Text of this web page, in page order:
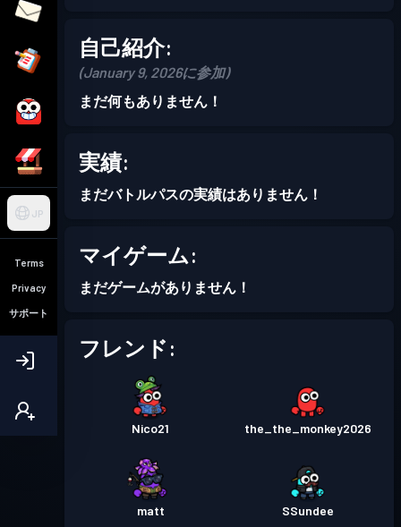
JP
Terms
Privacy
サポート
自己紹介:
(January 9, 2026に参加)
まだ何もありません！
実績:
まだバトルパスの実績はありません！
マイゲーム:
まだゲームがありません！
フレンド:
Nico21 the_the_monkey2026
matt SSundee